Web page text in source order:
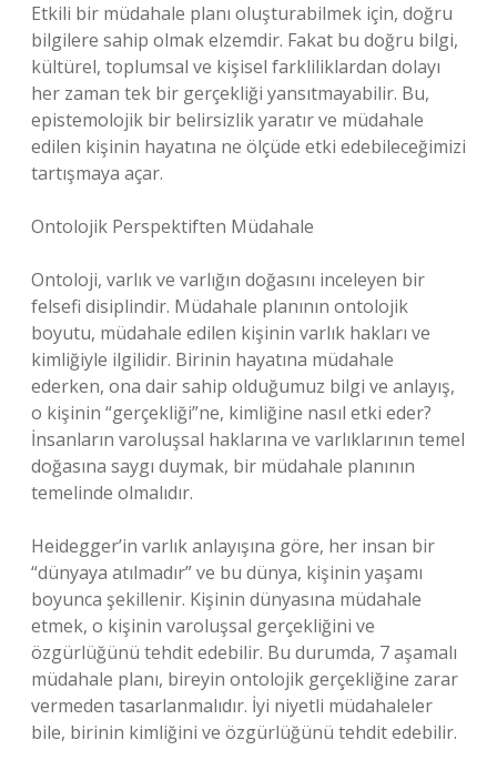
Etkili bir müdahale planı oluşturabilmek için, doğru
bilgilere sahip olmak elzemdir. Fakat bu doğru bilgi,
kültürel, toplumsal ve kişisel farkliliklardan dolayı
her zaman tek bir gerçekliği yansıtmayabilir. Bu,
epistemolojik bir belirsizlik yaratır ve müdahale
edilen kişinin hayatına ne ölçüde etki edebileceğimizi
tartışmaya açar.
Ontolojik Perspektiften Müdahale
Ontoloji, varlık ve varlığın doğasını inceleyen bir
felsefi disiplindir. Müdahale planının ontolojik
boyutu, müdahale edilen kişinin varlık hakları ve
kimliğiyle ilgilidir. Birinin hayatına müdahale
ederken, ona dair sahip olduğumuz bilgi ve anlayış,
o kişinin “gerçekliği”ne, kimliğine nasıl etki eder?
İnsanların varoluşsal haklarına ve varlıklarının temel
doğasına saygı duymak, bir müdahale planının
temelinde olmalıdır.
Heidegger’in varlık anlayışına göre, her insan bir
“dünyaya atılmadır” ve bu dünya, kişinin yaşamı
boyunca şekillenir. Kişinin dünyasına müdahale
etmek, o kişinin varoluşsal gerçekliğini ve
özgürlüğünü tehdit edebilir. Bu durumda, 7 aşamalı
müdahale planı, bireyin ontolojik gerçekliğine zarar
vermeden tasarlanmalıdır. İyi niyetli müdahaleler
bile, birinin kimliğini ve özgürlüğünü tehdit edebilir.